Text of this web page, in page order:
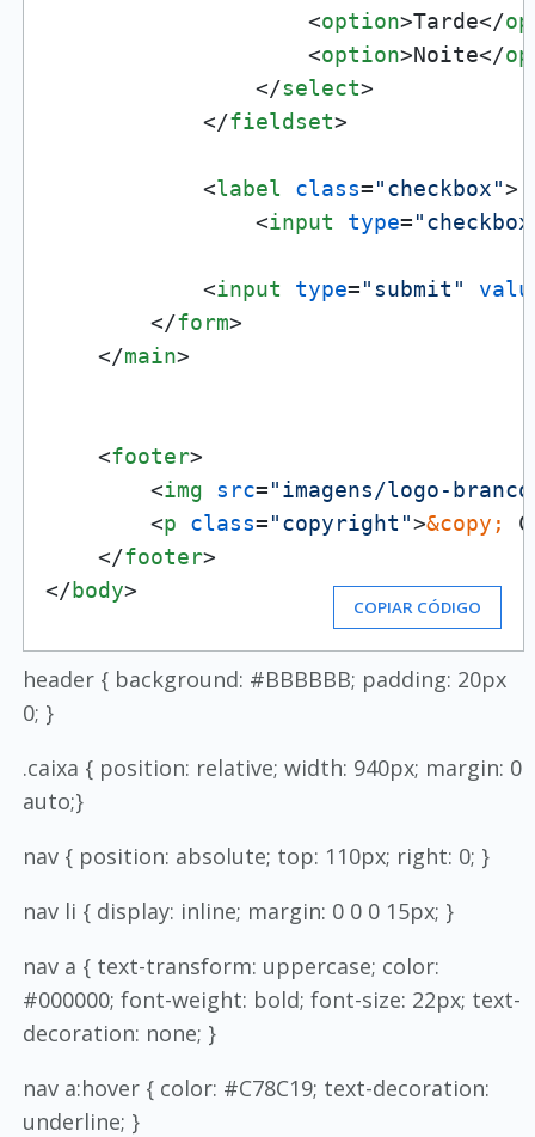
<option>Tarde</
<option>Noite</
</select>
</fieldset>
<label class="checkbox">
<input type=
<input type="submit"
</form>
</main>
<footer>
<img src="imagens/logo-
<p class="copyright">&copy;
</footer>
</body>
COPIAR CÓDIGO
header { background: #BBBBBB; padding: 20px
0; }
.caixa { position: relative; width: 940px; margin: 0
auto;}
nav { position: absolute; top: 110px; right: 0; }
nav li { display: inline; margin: 0 0 0 15px; }
nav a { text-transform: uppercase; color:
#000000; font-weight: bold; font-size: 22px; text-
decoration: none; }
nav a:hover { color: #C78C19; text-decoration:
underline; }